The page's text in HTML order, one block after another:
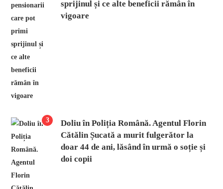
sprijinul și ce alte beneficii rămân în
vigoare
3
Doliu în Poliția Română. Agentul Florin
Cătălin Șucată a murit fulgerător la
doar 44 de ani, lăsând în urmă o soție și
doi copii